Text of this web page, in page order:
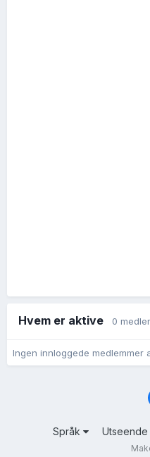
Hvem er aktive 0
Ingen innloggede medlemmer
Språk Utseende